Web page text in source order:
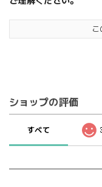
ショップの評価
すべて